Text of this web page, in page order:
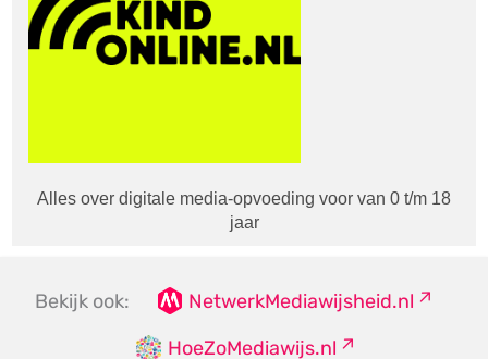
Alles over digitale media-opvoeding voor van 0 t/m 18
jaar
Bekijk ook:
NetwerkMediawijsheid.nl
HoeZoMediawijs.nl